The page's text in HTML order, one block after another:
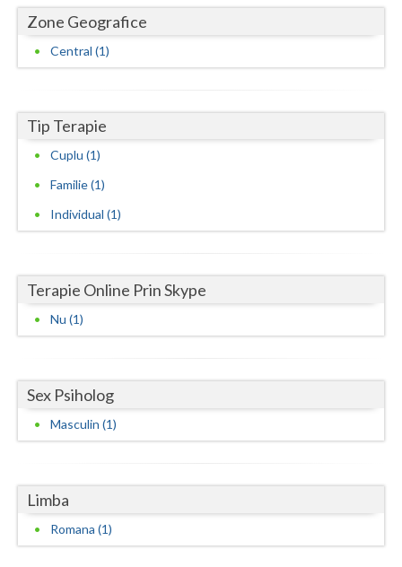
Mehedinti
Mures
Olt
Prahova
Salaj
Satu-Mare
Suceava
Teleorman
Tulcea
Valcea
Vrancea
Zone Geografice
Central (1)
Tip Terapie
Cuplu (1)
Familie (1)
Individual (1)
Terapie Online Prin Skype
Nu (1)
Sex Psiholog
Masculin (1)
Limba
Romana (1)